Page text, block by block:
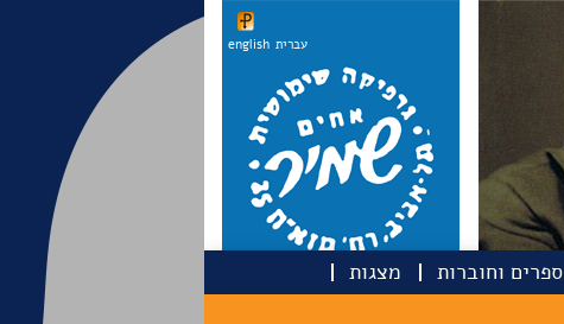
english עברית
ספרים וחוברות
מצגות